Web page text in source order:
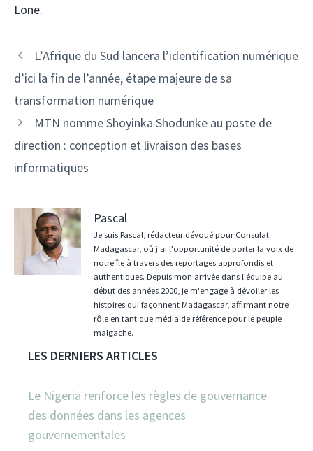
Lone.
Navigation
des
L’Afrique du Sud lancera l’identification numérique
d’ici la fin de l’année, étape majeure de sa
transformation numérique
MTN nomme Shoyinka Shodunke au poste de
direction : conception et livraison des bases
informatiques
Pascal
Je suis Pascal, rédacteur dévoué pour Consulat
Madagascar, où j'ai l'opportunité de porter la voix de
notre île à travers des reportages approfondis et
authentiques. Depuis mon arrivée dans l'équipe au
début des années 2000, je m'engage à dévoiler les
histoires qui façonnent Madagascar, affirmant notre
rôle en tant que média de référence pour le peuple
malgache.
LES DERNIERS ARTICLES
Le Nigeria renforce les règles de gouvernance
des données dans les agences
gouvernementales